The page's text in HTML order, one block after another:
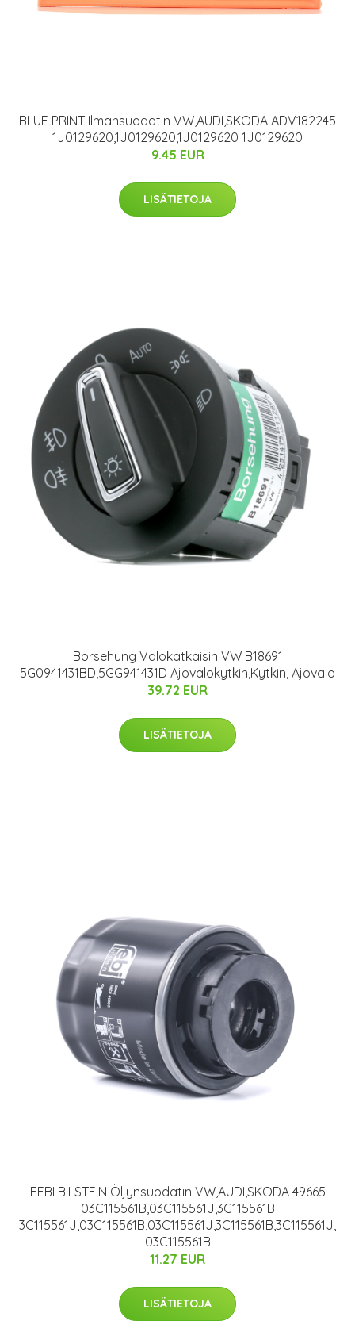
BLUE PRINT Ilmansuodatin VW,AUDI,SKODA ADV182245
1J0129620,1J0129620,1J0129620 1J0129620
9.45 EUR
LISÄTIETOJA
Borsehung Valokatkaisin VW B18691
5G0941431BD,5GG941431D Ajovalokytkin,Kytkin, Ajovalo
39.72 EUR
LISÄTIETOJA
FEBI BILSTEIN Öljynsuodatin VW,AUDI,SKODA 49665
03C115561B,03C115561J,3C115561B
3C115561J,03C115561B,03C115561J,3C115561B,3C115561J,
03C115561B
11.27 EUR
LISÄTIETOJA